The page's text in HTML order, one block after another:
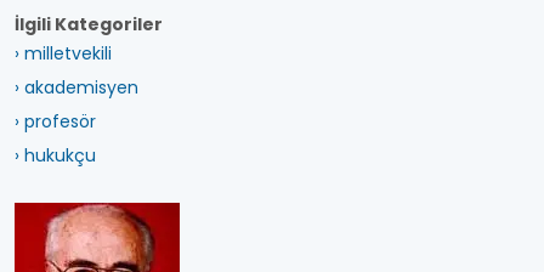
İlgili Kategoriler
› milletvekili
› akademisyen
› profesör
› hukukçu